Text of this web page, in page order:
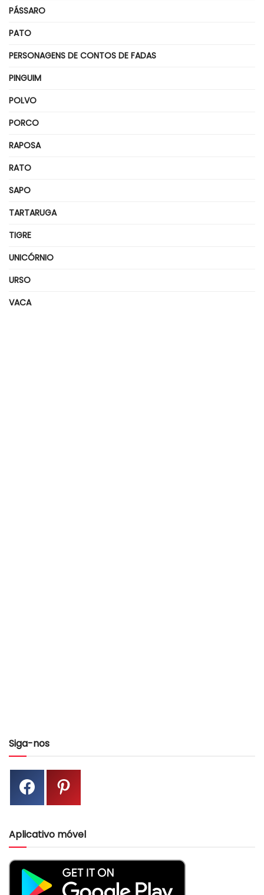
PÁSSARO
PATO
PERSONAGENS DE CONTOS DE FADAS
PINGUIM
POLVO
PORCO
RAPOSA
RATO
SAPO
TARTARUGA
TIGRE
UNICÓRNIO
URSO
VACA
Siga-nos
Aplicativo móvel